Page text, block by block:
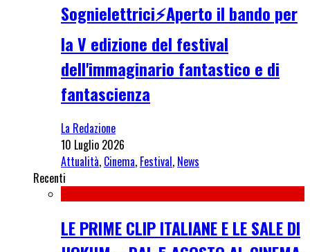
Sognielettrici⚡Aperto il bando per
la V edizione del festival
dell'immaginario fantastico e di
fantascienza
La Redazione
10 Luglio 2026
Attualità, Cinema, Festival, News
Recenti
LE PRIME CLIP ITALIANE E LE SALE DI